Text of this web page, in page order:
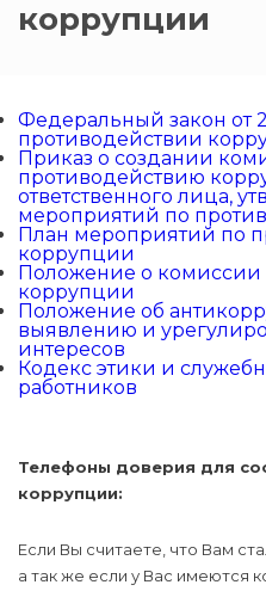
коррупции
Федеральный закон от
противодействии
Приказ о создании
противодействию
ответственного лица,
мероприятий по
План мероприятий по
коррупции
Положение о комиссии
коррупции
Положение об
выявлению и
интересов
Кодекс этики и
работников
Телефоны доверия для
коррупции:
Если Вы считаете, что Вам
а так же если у Вас имеются